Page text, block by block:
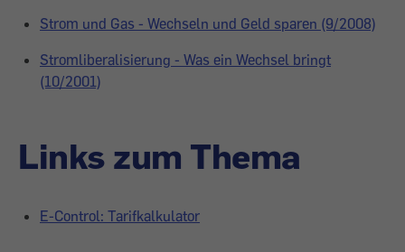
Strom und Gas - Wechseln und Geld sparen (9/2008)
Stromliberalisierung - Was ein Wechsel bringt
(10/2001)
Links zum Thema
E-Control: Tarifkalkulator